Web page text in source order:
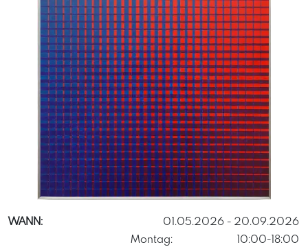
Previous Next
WANN: 01.05.2026 - 20.09.2026
Montag:
10:00-18:00